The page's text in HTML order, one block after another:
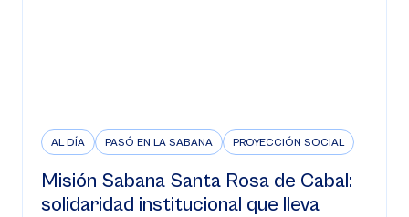
AL DÍA PASÓ EN LA SABANA PROYECCIÓN SOCIAL
Misión Sabana Santa Rosa de Cabal:
solidaridad institucional que lleva